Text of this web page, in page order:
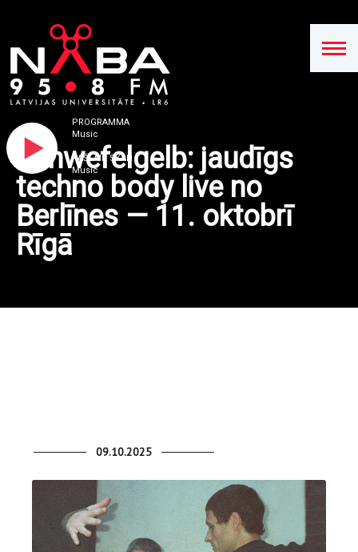
PROGRAMMA
Music
PAŠLAIK SKAN
Music
Schwefelgelb: jaudīgs
techno body live no
Berlīnes — 11. oktobrī
Rīgā
09.10.2025